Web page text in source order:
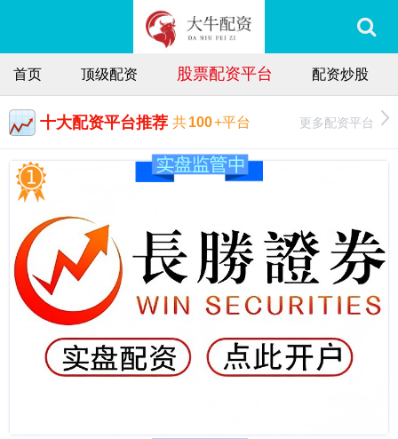
首页 顶级配资 股票配资平台 配资炒股
十大配资平台推荐 共100+平台 更多配资平台